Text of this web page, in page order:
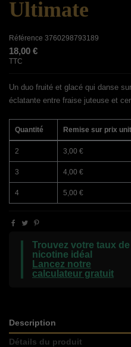
Ultimate
Référence 3760298793189
18,00 €
TTC
Un duo fruité et glacé qui danse
éclatante entre fraise juteuse et
Quantité Remise sur prix
2 3,00 €
3 4,00 €
4 5,00 €
Trouvez votre taux de
nicotine idéal
Lancez notre
calculateur gratuit
Description
Détails du produit